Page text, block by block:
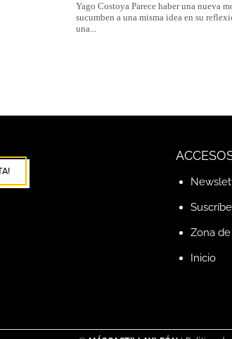
Yago Costoya Parece haber una nueva moda entre emprendedores que
sucumben a una misma idea en su
una...
Zona
Inicio